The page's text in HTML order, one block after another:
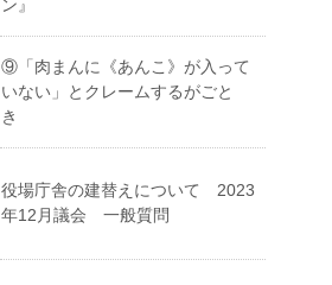
ン』
⑨「肉まんに《あんこ》が入って
いない」とクレームするがごと
き
役場庁舎の建替えについて 2023
年12月議会 一般質問